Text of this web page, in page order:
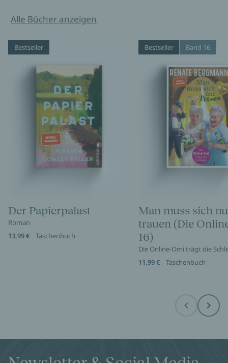
Alle Bücher anzeigen
Bestseller
Der Papierpalast
Roman
13,99 €
Taschenbuch
Bestseller Band 16
Man muss sich
trauen (Die
16)
Die Online-Omi trägt die
11,99 €
Taschenbuch
Before Next